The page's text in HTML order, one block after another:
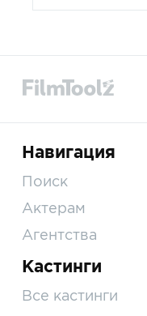
Навигация
Поиск
Актерам
Агентства
Кастинги
Все кастинги